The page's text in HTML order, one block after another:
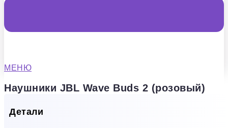
МЕНЮ
Наушники JBL Wave Buds 2 (розовый)
Детали